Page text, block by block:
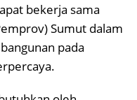
bekerja sama
Sumut dalam
pada